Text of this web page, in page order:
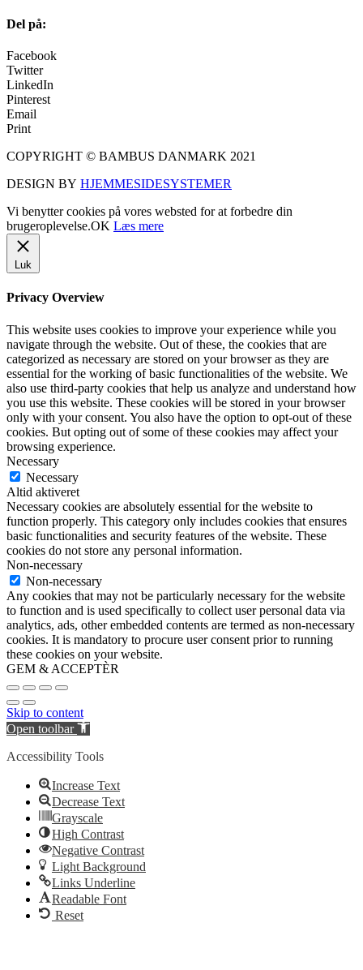
Del på:
Facebook
Twitter
LinkedIn
Pinterest
Email
Print
COPYRIGHT © BAMBUS DANMARK 2021
DESIGN BY HJEMMESIDESYSTEMER
Vi benytter cookies på vores websted for at forbedre din
brugeroplevelse.OK Læs mere
Luk
Privacy Overview
This website uses cookies to improve your experience while you
navigate through the website. Out of these, the cookies that are
categorized as necessary are stored on your browser as they are
essential for the working of basic functionalities of the website. We
also use third-party cookies that help us analyze and understand how
you use this website. These cookies will be stored in your browser
only with your consent. You also have the option to opt-out of these
cookies. But opting out of some of these cookies may affect your
browsing experience.
Necessary
Necessary
Altid aktiveret
Necessary cookies are absolutely essential for the website to
function properly. This category only includes cookies that ensures
basic functionalities and security features of the website. These
cookies do not store any personal information.
Non-necessary
Non-necessary
Any cookies that may not be particularly necessary for the website
to function and is used specifically to collect user personal data via
analytics, ads, other embedded contents are termed as non-necessary
cookies. It is mandatory to procure user consent prior to running
these cookies on your website.
GEM & ACCEPTÈR
Skip to content
Open toolbar
Accessibility Tools
Increase Text
Decrease Text
Grayscale
High Contrast
Negative Contrast
Light Background
Links Underline
Readable Font
Reset